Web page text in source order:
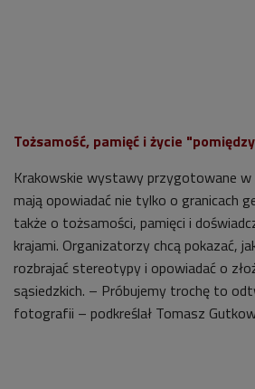
Tożsamość, pamięć i życie
Krakowskie wystawy przygotowane w
mają opowiadać nie tylko o granicach
także o tożsamości, pamięci i
krajami. Organizatorzy chcą pokazać,
rozbrajać stereotypy i opowiadać o
sąsiedzkich. – Próbujemy trochę to
fotografii – podkreślał Tomasz